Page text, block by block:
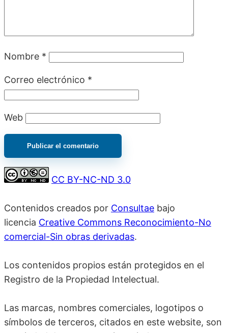
Nombre *
Correo electrónico *
Web
CC BY-NC-ND 3.0
Contenidos creados por Consultae bajo
licencia Creative Commons Reconocimiento-No
comercial-Sin obras derivadas.
Los contenidos propios están protegidos en el
Registro de la Propiedad Intelectual.
Las marcas, nombres comerciales, logotipos o
símbolos de terceros, citados en este website, son